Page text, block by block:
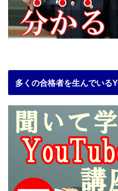
多くの合格者を生んでいる